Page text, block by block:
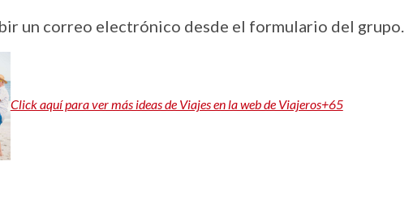
un correo electrónico desde el formulario del grupo.
Click aquí para ver más ideas de Viajes en la web de Viajeros+65